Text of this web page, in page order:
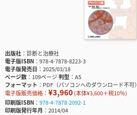
出版社
診断と治療社
電子版ISBN
978-4-7878-8223-3
電子版発売日
2025/03/18
ページ数
109ページ判型
A5
フォーマット
PDF（パソコンへのダウンロード不可）
電子版販売価格： ¥3,960(本体¥3,600＋税10％)
印刷版ISBN
978-4-7878-2092-1
印刷版発行年月
2014/04